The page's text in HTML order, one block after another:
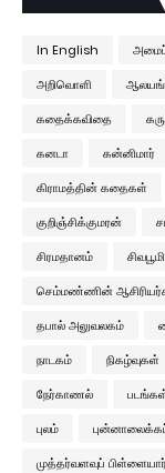
In English
அறிவொளி
கதைக்கவிதை
கனடா
கன்னிமார்
கிராமத்தின் கதைகள்
குறிஞ்சிக்குமரன்
சிரமதானம்
சிவபூமி
செம்மண்ணின்
தபால் அலுவலகம்
நாடகம்
நிகழ்வுகள்
நேர்காணல்
புலம்
முத்தர்வளவுப்